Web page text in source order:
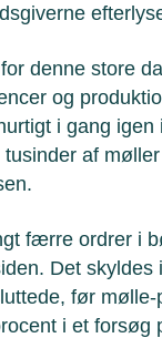
denne store
og
i gang
tusinder af
færre ordrer i
Det
før
i et